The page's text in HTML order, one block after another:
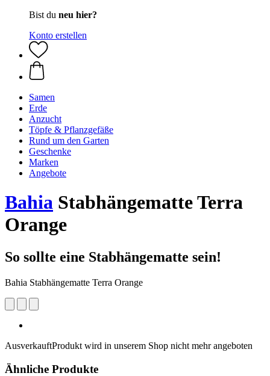
Bist du neu hier?
Konto erstellen
Samen
Erde
Anzucht
Töpfe & Pflanzgefäße
Rund um den Garten
Geschenke
Marken
Angebote
Bahia Stabhängematte Terra
Orange
So sollte eine Stabhängematte sein!
Bahia Stabhängematte Terra Orange
AusverkauftProdukt wird in unserem Shop nicht mehr angeboten
Ähnliche Produkte